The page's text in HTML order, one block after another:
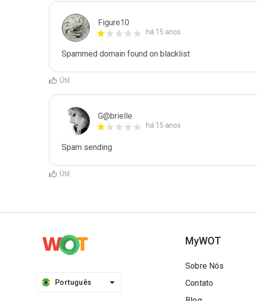
Figure10
há 15 anos
Spammed domain found on blacklist
Útil
G@brielle
há 15 anos
Spam sending
Útil
Português
MyWOT
Sobre Nós
Contato